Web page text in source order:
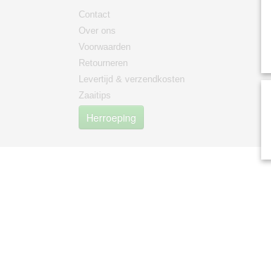
Contact
Over ons
Voorwaarden
Retourneren
Levertijd & verzendkosten
Zaaitips
Herroeping